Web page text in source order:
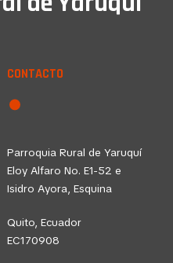
CONTACTO
Parroquia Rural de Yaruquí
Eloy Alfaro No. E1-52 e
Isidro Ayora, Esquina
Quito, Ecuador
EC170908